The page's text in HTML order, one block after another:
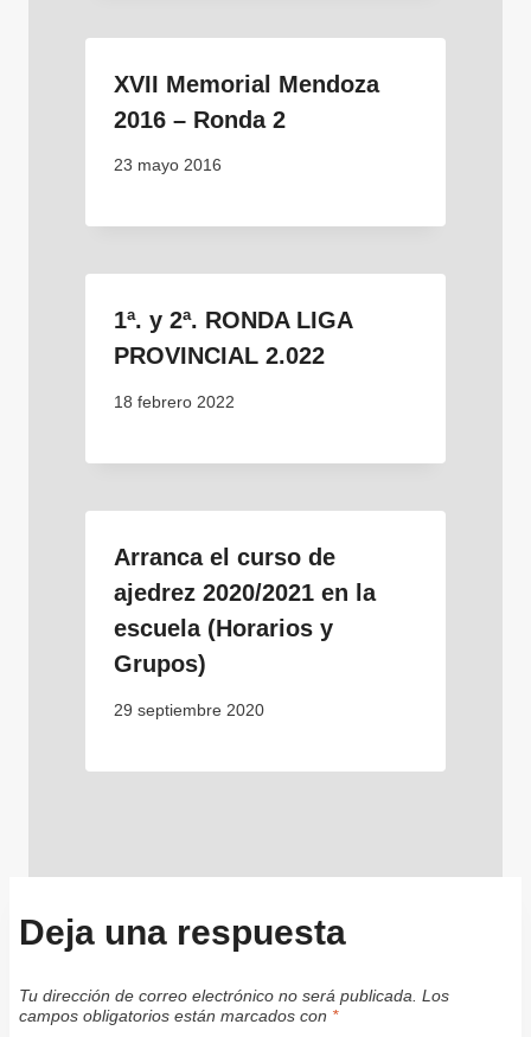
XVII Memorial Mendoza
2016 – Ronda 2
23 mayo 2016
1ª. y 2ª. RONDA LIGA
PROVINCIAL 2.022
18 febrero 2022
Arranca el curso de
ajedrez 2020/2021 en la
escuela (Horarios y
Grupos)
29 septiembre 2020
Deja una respuesta
Tu dirección de correo electrónico no será publicada. Los
campos obligatorios están marcados con *